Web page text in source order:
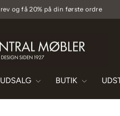
Pause
UDSALG BUTIK